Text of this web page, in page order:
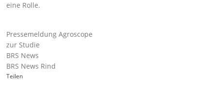
eine Rolle.
Pressemeldung Agroscope
zur Studie
BRS News
BRS News Rind
Teilen